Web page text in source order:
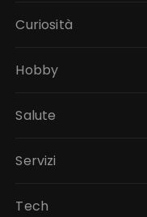
Curiosità
Hobby
Salute
Servizi
Tech